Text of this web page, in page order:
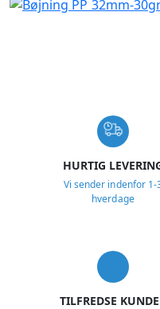
HURTIG
Vi sender indenfor 1-
hverdage
TILFREDSE